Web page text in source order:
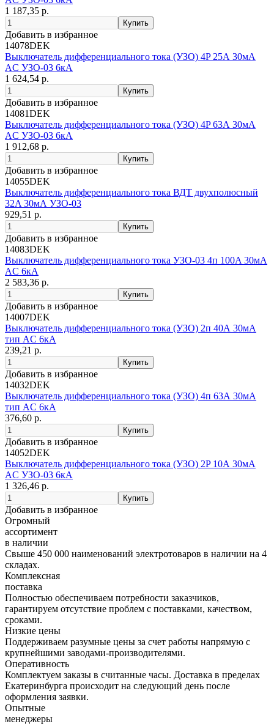
1 187,35 р.
Добавить в избранное
14078DEK
Выключатель дифференциального тока (УЗО) 4P 25А 30мА
AC УЗО-03 6кА
1 624,54 р.
Добавить в избранное
14081DEK
Выключатель дифференциального тока (УЗО) 4P 63А 30мА
AC УЗО-03 6кА
1 912,68 р.
Добавить в избранное
14055DEK
Выключатель дифференциального тока ВДТ двухполюсный
32A 30мА УЗО-03
929,51 р.
Добавить в избранное
14083DEK
Выключатель дифференциального тока УЗО-03 4п 100A 30мА
AC 6кА
2 583,36 р.
Добавить в избранное
14007DEK
Выключатель дифференциального тока (УЗО) 2п 40А 30мА
тип AC 6кА
239,21 р.
Добавить в избранное
14032DEK
Выключатель дифференциального тока (УЗО) 4п 63А 30мА
тип AC 6кА
376,60 р.
Добавить в избранное
14052DEK
Выключатель дифференциального тока (УЗО) 2P 10А 30мА
AC УЗО-03 6кА
1 326,46 р.
Добавить в избранное
Огромный
ассортимент
в наличии
Свыше 450 000 наименований электротоваров в наличии на 4
складах.
Комплексная
поставка
Полностью обеспечиваем потребности заказчиков,
гарантируем отсутствие проблем с поставками, качеством,
сроками.
Низкие цены
Поддерживаем разумные цены за счет работы напрямую с
крупнейшими заводами-производителями.
Оперативность
Комплектуем заказы в считанные часы. Доставка в пределах
Екатеринбурга происходит на следующий день после
оформления заявки.
Опытные
менеджеры